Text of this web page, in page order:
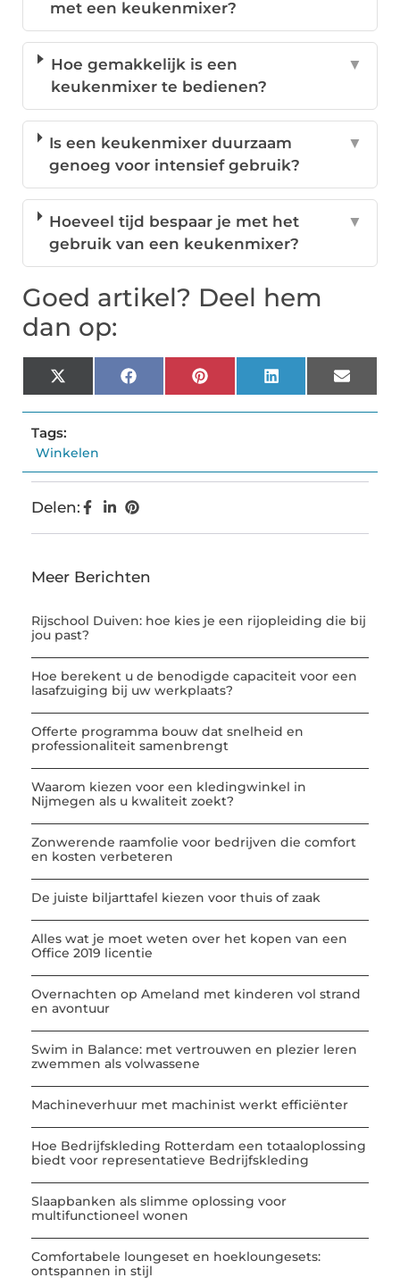
met een keukenmixer?
Hoe gemakkelijk is een
keukenmixer te bedienen?
▼
Is een keukenmixer duurzaam
genoeg voor intensief gebruik?
▼
Hoeveel tijd bespaar je met het
gebruik van een keukenmixer?
▼
Goed artikel? Deel hem
dan op:
X
(Twitter)
FacebookPinterestLinkedInEmail
Tags:
Winkelen
Delen:
Meer Berichten
Rijschool Duiven: hoe kies je een rijopleiding die bij
jou past?
Hoe berekent u de benodigde capaciteit voor een
lasafzuiging bij uw werkplaats?
Offerte programma bouw dat snelheid en
professionaliteit samenbrengt
Waarom kiezen voor een kledingwinkel in
Nijmegen als u kwaliteit zoekt?
Zonwerende raamfolie voor bedrijven die comfort
en kosten verbeteren
De juiste biljarttafel kiezen voor thuis of zaak
Alles wat je moet weten over het kopen van een
Office 2019 licentie
Overnachten op Ameland met kinderen vol strand
en avontuur
Swim in Balance: met vertrouwen en plezier leren
zwemmen als volwassene
Machineverhuur met machinist werkt efficiënter
Hoe Bedrijfskleding Rotterdam een totaaloplossing
biedt voor representatieve Bedrijfskleding
Slaapbanken als slimme oplossing voor
multifunctioneel wonen
Comfortabele loungeset en hoekloungesets:
ontspannen in stijl